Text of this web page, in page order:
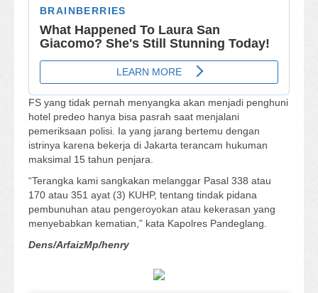
FS yang tidak pernah menyangka akan menjadi penghuni
hotel predeo hanya bisa pasrah saat menjalani
pemeriksaan polisi. Ia yang jarang bertemu dengan
istrinya karena bekerja di Jakarta terancam hukuman
maksimal 15 tahun penjara.
“Terangka kami sangkakan melanggar Pasal 338 atau
170 atau 351 ayat (3) KUHP, tentang tindak pidana
pembunuhan atau pengeroyokan atau kekerasan yang
menyebabkan kematian,” kata Kapolres Pandeglang.
Dens/ArfaizMp/henry